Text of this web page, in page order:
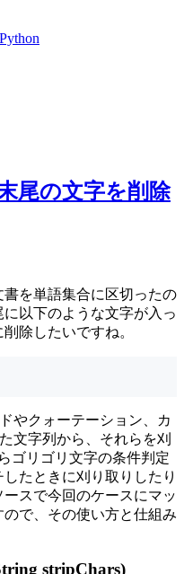
尾の文字を削除
を単語集合に区切ったの
以下のような文字が入っ
除したいですね。
やクォーテーション、カ
文字列から、それらを刈
ゴリゴリ文字の条件判定
たときに刈り取りしたり
スで今回のケースにマッ
で、その使い方と仕組み
stripChars)